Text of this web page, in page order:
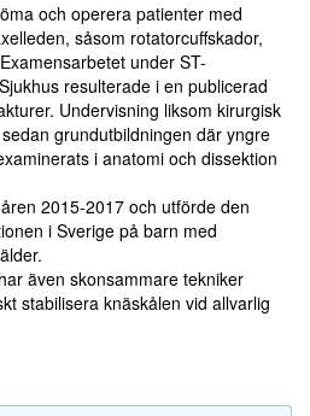
och operera patienter med
såsom rotatorcuffskador,
under ST-
resulterade i en publicerad
Undervisning liksom kirurgisk
grundutbildningen där yngre
i anatomi och dissektion
2015-2017 och utförde den
i Sverige på barn med
även skonsammare tekniker
stabilisera knäskålen vid allvarlig